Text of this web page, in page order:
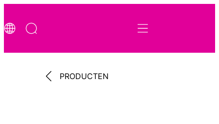
PRODUCTEN